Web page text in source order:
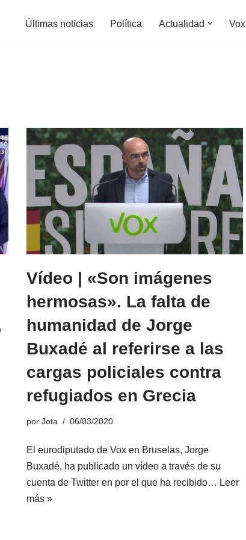
Últimas noticias Política Actualidad Vox
Vídeo | «Son imágenes
hermosas». La falta de
humanidad de Jorge
Buxadé al referirse a las
cargas policiales contra
refugiados en Grecia
por Jota 06/03/2020
El eurodiputado de Vox en Bruselas, Jorge
Buxadé, ha publicado un vídeo a través de su
cuenta de Twitter en por el que ha recibido… Leer
más »